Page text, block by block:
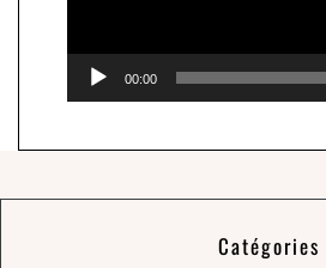
00:00
Catégories